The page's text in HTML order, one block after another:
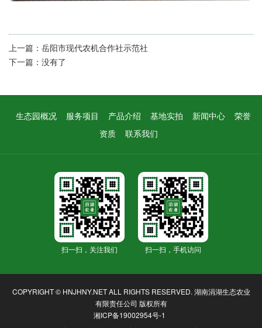
上一篇： 岳阳市现代农机合作社示范社
下一篇： 没有了
生态园概况 服务项目 产品介绍 基地实拍 新闻中心
荣誉
资质
联系我们
扫一扫，关注我们 扫一扫，手机访问
COPYRIGHT © HNJHNY.NET ALL RIGHTS RESERVED. 湖南涓湖生态农业
有限责任公司 版权所有
湘ICP备19002954号-1